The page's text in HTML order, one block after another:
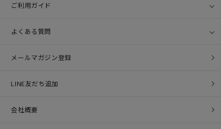
ご利用ガイド
よくある質問
メールマガジン登録
LINE友だち追加
会社概要